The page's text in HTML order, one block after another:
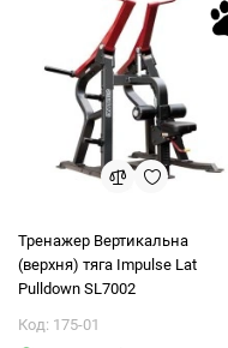
Тренажер Вертикальна
(верхня) тяга Impulse Lat
Pulldown SL7002
Код: 175-01